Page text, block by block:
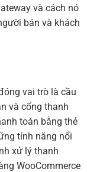
và cách nó
bán và khách
vai trò là cầu
và cổng thanh
toán bằng thẻ
tính năng nổi
xử lý thanh
WooCommerce